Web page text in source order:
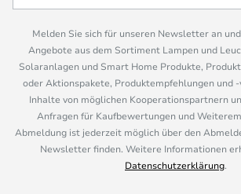
Melden Sie sich für unseren Newsletter an
Angebote aus dem Sortiment Lampen und
Solaranlagen und Smart Home Produkte,
oder Aktionspakete, Produktempfehlungen und
Inhalte von möglichen Kooperationspartnern
Anfragen für Kaufbewertungen und
Abmeldung ist jederzeit möglich über den
Newsletter finden. Weitere Informationen
Datenschutzerklärung.